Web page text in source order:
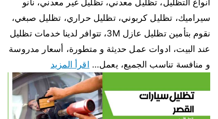
انواع التظليل، تظليل معدني، تظليل غير معدني، نانو
سيراميك، تظليل كربوني، تظليل حراري، تظليل صبغي،
نقوم بتأمين تظليل عازل 3M، تتوافر لدينا خدمات تظليل
عند البيت، ادوات عمل حديثة و متطورة، أسعار مدروسة
و منافسة تناسب الجميع، يعمل… اقرأ المزيد